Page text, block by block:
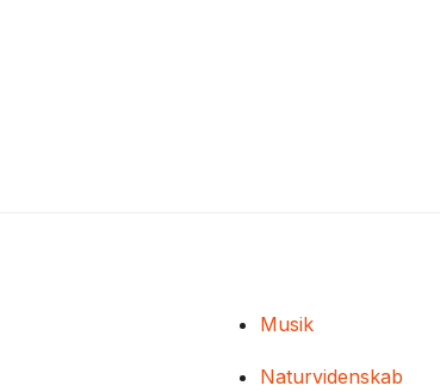
Musik
Naturvidenskab